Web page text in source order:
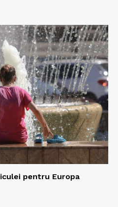
pentru Europa